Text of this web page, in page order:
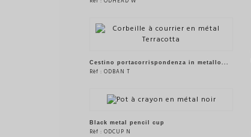
VEDERE IL PRODOTTO
Cestino portacorrispondenza in metallo...
Rèf : ODBAN T
Black metal pencil cup
Rèf : ODCUP N